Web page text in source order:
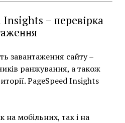
Insights – перевірка
завантаження сайту –
ранжування, а також
PageSpeed Insights
на мобільних, так і на